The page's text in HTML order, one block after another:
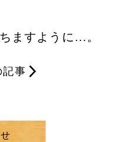
ますように…。
記事